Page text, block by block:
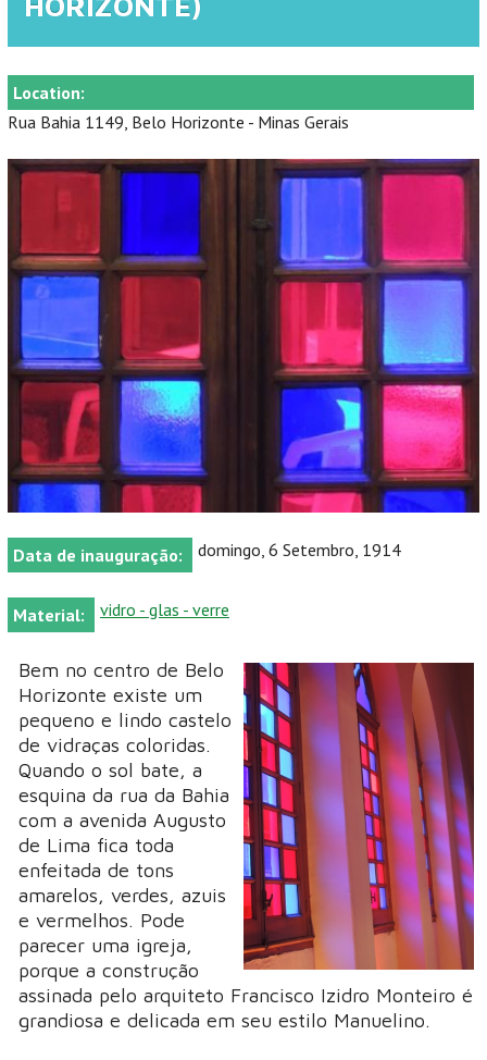
Location:
Rua Bahia 1149, Belo Horizonte - Minas Gerais
Data de inauguração: domingo, 6 Setembro, 1914
Material: vidro - glas - verre
Bem no centro de Belo
Horizonte existe um
pequeno e lindo castelo
de vidraças coloridas.
Quando o sol bate, a
esquina da rua da Bahia
com a avenida Augusto
de Lima fica toda
enfeitada de tons
amarelos, verdes, azuis
e vermelhos. Pode
parecer uma igreja,
porque a construção
assinada pelo arquiteto Francisco Izidro Monteiro é
grandiosa e delicada em seu estilo Manuelino.